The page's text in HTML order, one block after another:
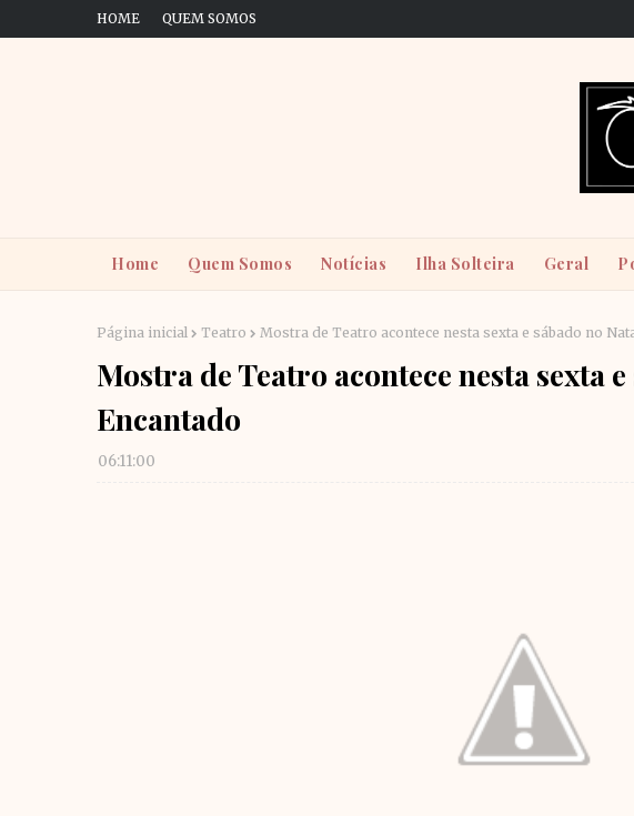
HOME QUEM SOMOS
Home Quem Somos Notícias Ilha Solteira Geral
Página inicial Teatro Mostra de Teatro acontece nesta sexta e sábado no
Mostra de Teatro acontece nesta sexta
Encantado
06:11:00